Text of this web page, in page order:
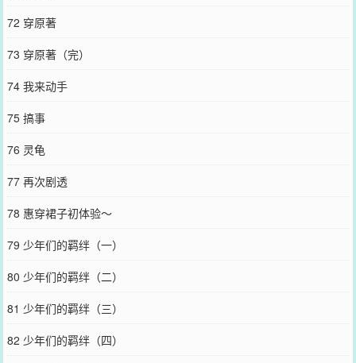
72 穿原著
73 穿原著（完）
74 我来动手
75 搞事
76 灵龟
77 再次剧透
78 惠穿裙子初体验～
79 少年们的羁绊（一）
80 少年们的羁绊（二）
81 少年们的羁绊（三）
82 少年们的羁绊（四）